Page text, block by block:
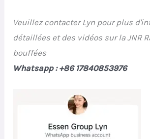
Veuillez contacter Lyn pour plus
détaillées et des vidéos sur la JNR
bouffées
Whatsapp : +86 17840853976